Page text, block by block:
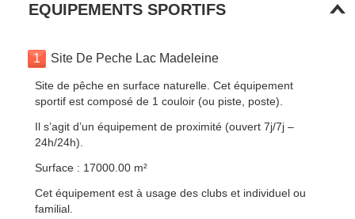
EQUIPEMENTS SPORTIFS
1 Site De Peche Lac Madeleine
Site de pêche en surface naturelle. Cet équipement
sportif est composé de 1 couloir (ou piste, poste).
Il s’agit d’un équipement de proximité (ouvert 7j/7j –
24h/24h).
Surface : 17000.00 m²
Cet équipement est à usage des clubs et individuel ou
familial.